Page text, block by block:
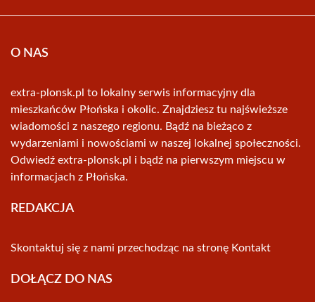
O NAS
extra-plonsk.pl to lokalny serwis informacyjny dla
mieszkańców Płońska i okolic. Znajdziesz tu najświeższe
wiadomości z naszego regionu. Bądź na bieżąco z
wydarzeniami i nowościami w naszej lokalnej społeczności.
Odwiedź extra-plonsk.pl i bądź na pierwszym miejscu w
informacjach z Płońska.
REDAKCJA
Skontaktuj się z nami przechodząc na stronę Kontakt
DOŁĄCZ DO NAS